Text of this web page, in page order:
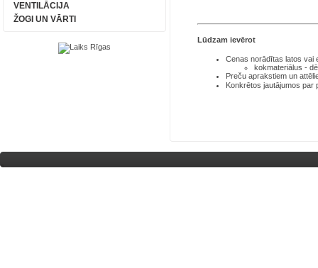
VENTILĀCIJA
ŽOGI UN VĀRTI
Lūdzam ievērot
Cenas norādītas latos vai
kokmateriālus -
Preču aprakstiem un
Konkrētos jautājumos